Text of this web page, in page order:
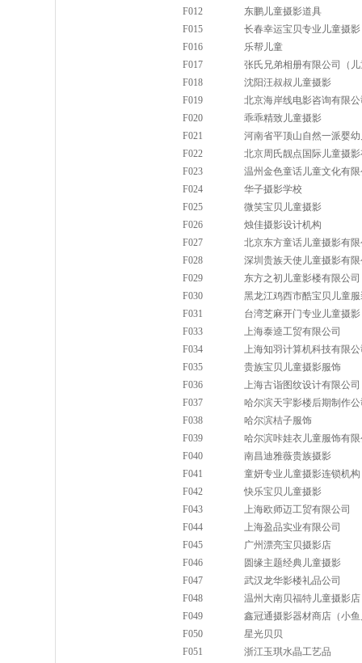
F012
东鹏儿童摄影道具
F015
长春幸运宝贝专业儿童摄影
F016
乐帮儿童
F017
张氏兄弟相册有限公司（
F018
沈阳汪叔叔儿童摄影
F019
北京海岸线电影咨询有限
F020
乖乖精致儿童摄影
F021
河南省平顶山自然一派婴
F022
北京周氏靓点国际儿童摄
F023
温州金色童话儿童文化有
F024
华子摄影学校
F025
微笑宝贝儿童摄影
F026
烛佳摄影设计机构
F027
北京东方童话儿童摄影有
F028
深圳贵族天使儿童摄影有
F029
东方之初儿童影楼有限公司
F030
黑龙江鸡西市酷宝贝儿童
F031
台湾芝麻开门专业儿童摄影
F033
上海泰逵工贸有限公司
F034
上海知羽计算机科技有限
F035
贵族宝贝儿童摄影服饰
F036
上海古诣图纹设计有限公
F037
哈尔滨天宇影楼后期制作
F038
哈尔滨桔子服饰
F039
哈尔滨咔娃衣儿童服饰有
F040
南昌迪雅薇贵族摄影
F041
童妍专业儿童摄影连锁机构
F042
快乐宝贝儿童摄影
F043
上海欧师迈工贸有限公司
F044
上海盈品实业有限公司
F045
广州漂亮宝贝摄影店
F046
圆缘主题经典儿童摄影
F047
武汉龙华影楼礼品公司
F048
温州大南贝福特儿童摄影店
F049
鑫冠通摄影器材商店（小
F050
星光贝贝
F051
浙江玉琪水晶工艺品